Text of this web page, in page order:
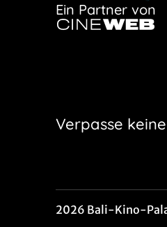
Ein Partner von
Verpasse
2026 Bali-Kino-